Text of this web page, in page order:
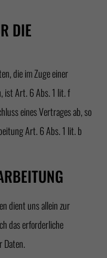
DIE
die im Zuge einer
ist Art. 6 Abs. 1 lit. f
eines Vertrages ab, so
Art. 6 Abs. 1 lit. b
dient uns allein zur
das erforderliche
Daten.